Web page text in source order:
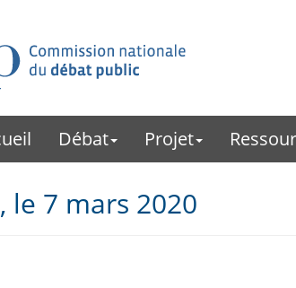
Débat Projet
le 7 mars 2020